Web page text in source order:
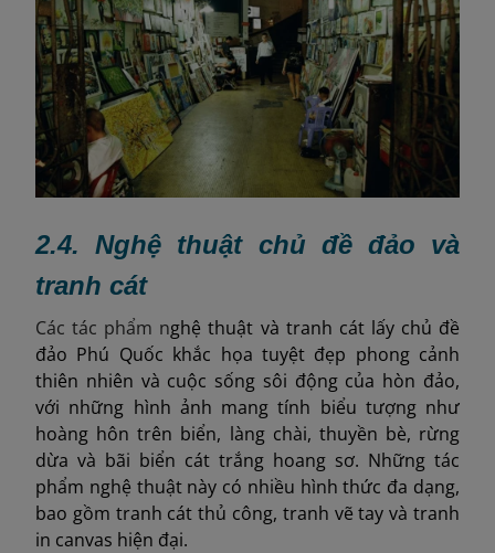
2.4. Nghệ thuật chủ đề đảo và
tranh cát
Các tác phẩm nghệ thuật và tranh cát lấy chủ đề
đảo Phú Quốc khắc họa tuyệt đẹp phong cảnh
thiên nhiên và cuộc sống sôi động của hòn đảo,
với những hình ảnh mang tính biểu tượng như
hoàng hôn trên biển, làng chài, thuyền bè, rừng
dừa và bãi biển cát trắng hoang sơ. Những tác
phẩm nghệ thuật này có nhiều hình thức đa dạng,
bao gồm tranh cát thủ công, tranh vẽ tay và tranh
in canvas hiện đại.